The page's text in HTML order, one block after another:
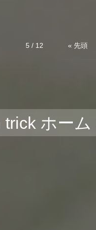
5 / 12 « 先頭
trick ホーム